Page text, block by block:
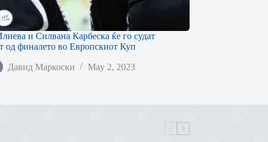
и Силвана Карбеска ќе го судат
од финалето во Европскиот Куп
Давид Маркоски May 2, 2023